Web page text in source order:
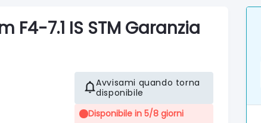
F4-7.1 IS STM Garanzia
Avvisami quando torna
disponibile
Disponibile in 5/8 giorni